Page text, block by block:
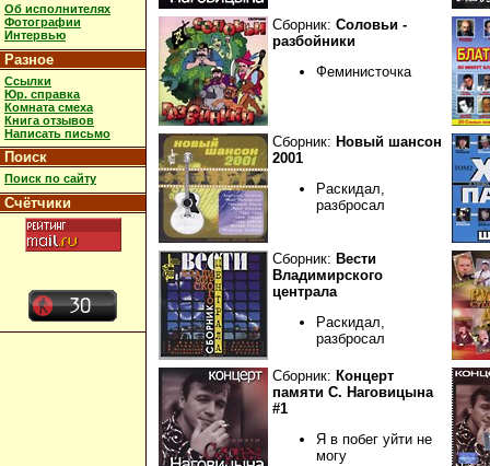
Об исполнителях
Фотографии
Интервью
Разное
Ссылки
Юр. справка
Комната смеха
Книга отзывов
Написать письмо
Поиск
Поиск по сайту
Счётчики
Сборник: Соловьи -
разбойники
Феминисточка
Сборник: Новый шансон
2001
Раскидал,
разбросал
Сборник: Вести
Владимирского
централа
Раскидал,
разбросал
Сборник: Концерт
памяти С. Наговицына
#1
Я в побег уйти не
могу